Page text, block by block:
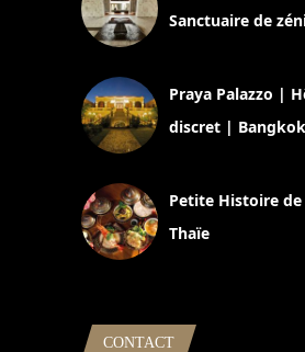
Sanctuaire de
Praya Palazzo |
discret | Bangkok
Petite Histoire de
Thaïe
CONTACT